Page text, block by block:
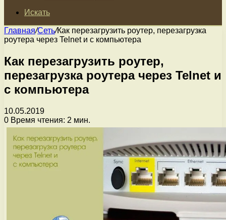
Искать
Главная/Сеть/Как перезагрузить роутер, перезагрузка
роутера через Telnet и с компьютера
Как перезагрузить роутер,
перезагрузка роутера через Telnet и
с компьютера
10.05.2019
0 Время чтения: 2 мин.